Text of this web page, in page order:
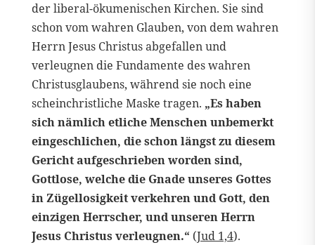
der liberal-ökumenischen Kirchen. Sie sind
schon vom wahren Glauben, von dem wahren
Herrn Jesus Christus abgefallen und
verleugnen die Fundamente des wahren
Christusglaubens, während sie noch eine
scheinchristliche Maske tragen. „Es haben
sich nämlich etliche Menschen unbemerkt
eingeschlichen, die schon längst zu diesem
Gericht aufgeschrieben worden sind,
Gottlose, welche die Gnade unseres Gottes
in Zügellosigkeit verkehren und Gott, den
einzigen Herrscher, und unseren Herrn
Jesus Christus verleugnen.“ (Jud 1,4).